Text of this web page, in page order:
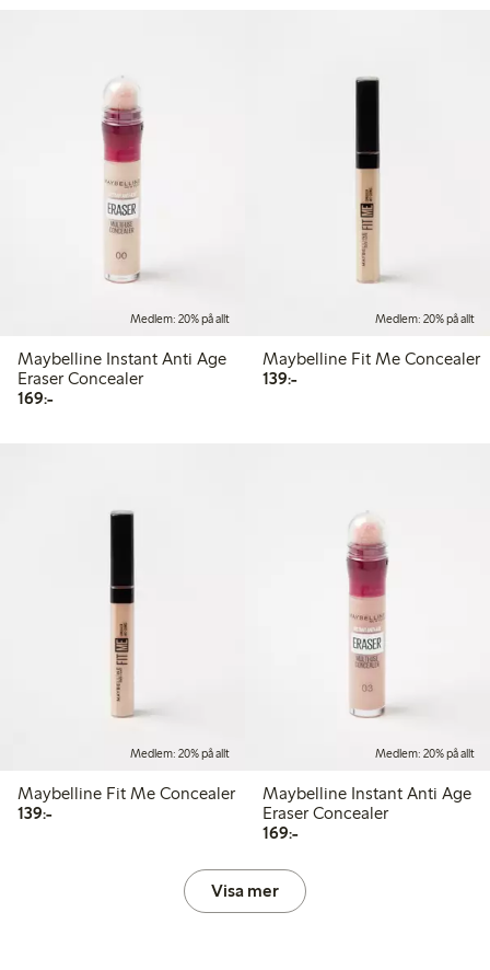
Medlem: 20% på allt
Maybelline Instant Anti Age
Eraser Concealer
169:-169,00 kr
Medlem: 20% på allt
Maybelline Fit Me Concealer
139:-139,00 kr
Medlem: 20% på allt
Maybelline Fit Me Concealer
139:-139,00 kr
Medlem: 20% på allt
Maybelline Instant Anti Age
Eraser Concealer
169:-169,00 kr
Visa mer